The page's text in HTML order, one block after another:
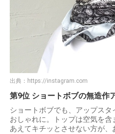
出典： https://instagram.com
第9位 ショートボブの無造作
ショートボブでも、アップス
おしゃれに。トップは空気を
あえてキチッとさせない方が、